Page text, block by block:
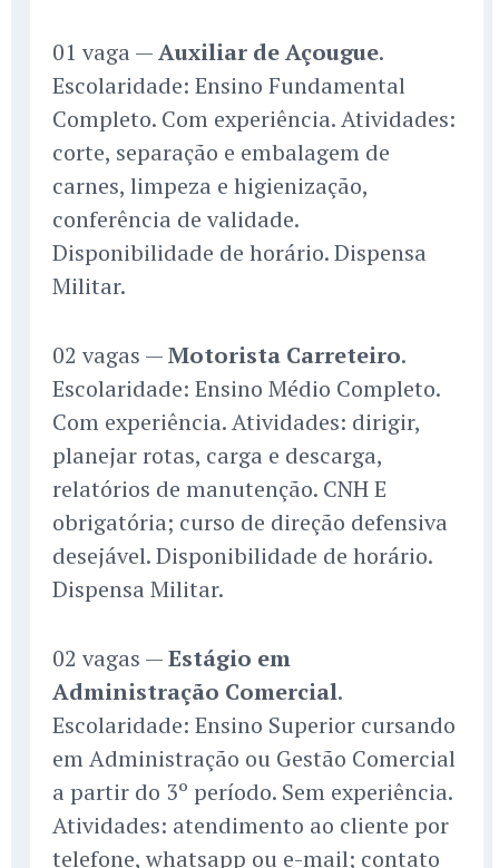
01 vaga —Auxiliar de Açougue.
Escolaridade: Ensino Fundamental
Completo. Com experiência. Atividades:
corte, separação e embalagem de
carnes, limpeza e higienização,
conferência de validade.
Disponibilidade de horário. Dispensa
Militar.
02 vagas —Motorista Carreteiro.
Escolaridade: Ensino Médio Completo.
Com experiência. Atividades: dirigir,
planejar rotas, carga e descarga,
relatórios de manutenção. CNH E
obrigatória; curso de direção defensiva
desejável. Disponibilidade de horário.
Dispensa Militar.
02 vagas —Estágio em
Administração Comercial.
Escolaridade: Ensino Superior cursando
em Administração ou Gestão Comercial
a partir do 3º período. Sem experiência.
Atividades: atendimento ao cliente por
telefone, whatsapp ou e-mail; contato